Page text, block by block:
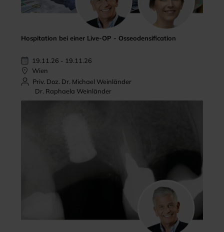
Hospitation bei einer Live-OP - Osseodensification
19.11.26 - 19.11.26
Wien
Priv. Doz. Dr. Michael Weinländer
Dr. Raphaela Weinländer